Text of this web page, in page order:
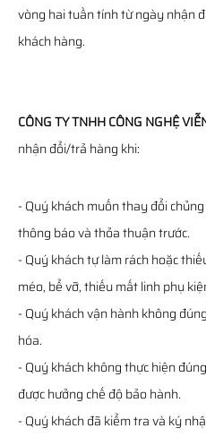
vòng hai tuần tính từ ngày nhận
khách hàng.
CÔNG TY TNHH CÔNG NGHỆ
nhận đổi/trả hàng khi:
- Quý khách muốn thay đổi
thông báo và thỏa thuận trước.
- Quý khách tự làm rách hoặc
méo, bể vỡ, thiếu mất linh phụ
- Quý khách vận hành không
hóa.
- Quý khách không thực hiện
được hưởng chế độ bảo hành.
- Quý khách đã kiểm tra và ký